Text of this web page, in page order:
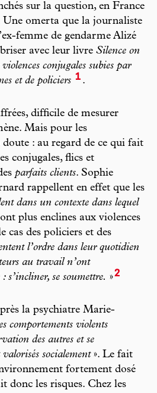
sur la question, en France
Une omerta que la journaliste
femme de gendarme Alizé
avec leur livre Silence on
conjugales subies par
et de policiers 1 .
difficile de mesurer
Mais pour les
doute : au regard de ce qui fait
conjugales, flics et
parfaits clients. Sophie
rappellent en effet que les
dans un contexte dans lequel
plus enclines aux violences
cas des policiers et des
l’ordre dans leur quotidien
au travail n’ont
s’incliner, se soumettre. »2
la psychiatre Marie-
comportements violents
des autres et se
socialement». Le fait
fortement dosé
donc les risques. Chez les